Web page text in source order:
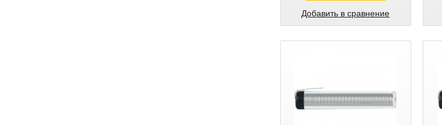
Добавить в сравнение